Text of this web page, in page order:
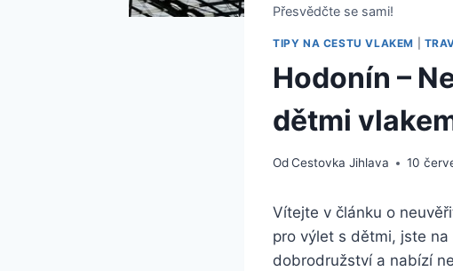
Přesvědčte se sami!
TIPY NA CESTU VLAKEM
Hodonín –
dětmi
OdCestovka Jihlava 10
Vítejte v článku o
pro výlet s dětmi, jste
dobrodružství a nabízí